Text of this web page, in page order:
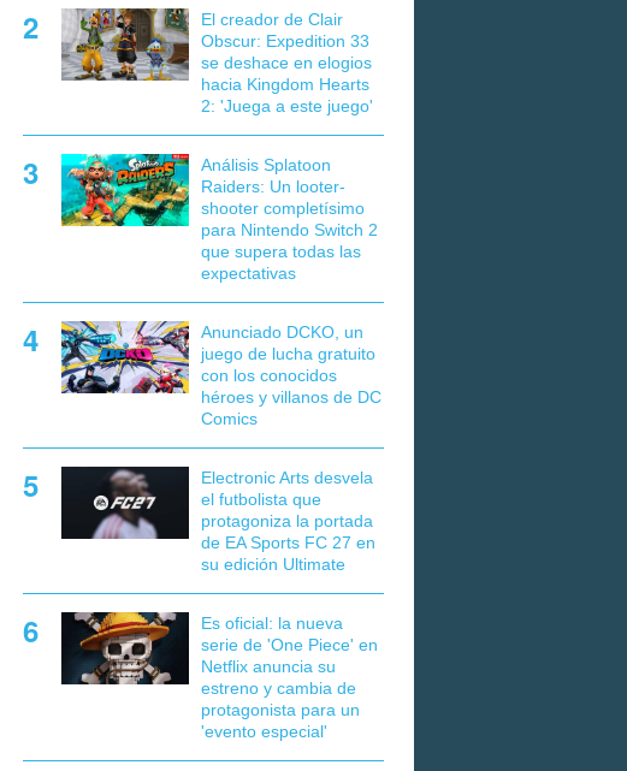
El creador de Clair
Obscur: Expedition 33
se deshace en elogios
hacia Kingdom Hearts
2: 'Juega a este juego'
Análisis Splatoon
Raiders: Un looter-
shooter completísimo
para Nintendo Switch 2
que supera todas las
expectativas
Anunciado DCKO, un
juego de lucha gratuito
con los conocidos
héroes y villanos de DC
Comics
Electronic Arts desvela
el futbolista que
protagoniza la portada
de EA Sports FC 27 en
su edición Ultimate
Es oficial: la nueva
serie de 'One Piece' en
Netflix anuncia su
estreno y cambia de
protagonista para un
'evento especial'